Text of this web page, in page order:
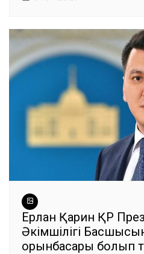
Ерлан Қарин ҚР
Әкімшілігі
орынбасары болып